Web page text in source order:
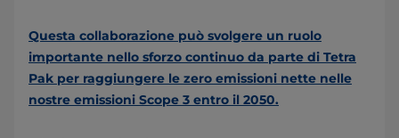
Questa collaborazione può svolgere un ruolo
importante nello sforzo continuo da parte di Tetra
Pak per raggiungere le zero emissioni nette nelle
nostre emissioni Scope 3 entro il 2050.